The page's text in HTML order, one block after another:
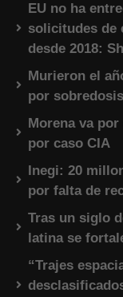
EU no ha
solicitudes de
desde 2018:
Murieron el
por
Morena va
por caso CIA
Inegi: 20
por falta de
Tras un siglo
latina se
“Trajes